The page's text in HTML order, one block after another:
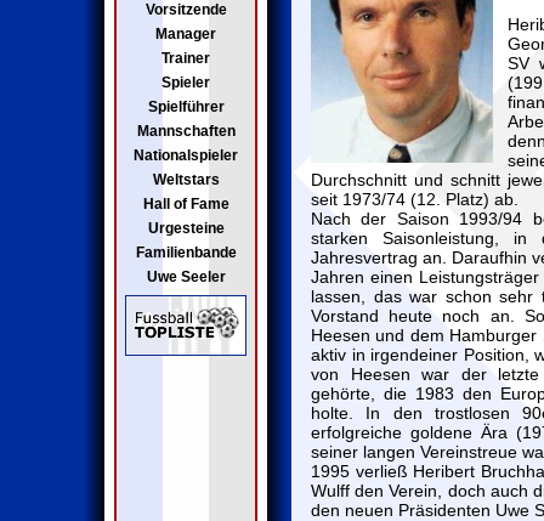
Vorsitzende
Manager
Trainer
Spieler
Spielführer
Mannschaften
Nationalspieler
Weltstars
Hall of Fame
Urgesteine
Familienbande
Uwe Seeler
SV
Durchschnitt und schnitt
seit 1973/74 (12. Platz) ab.
Nach der Saison 1993/94
starken Saisonleistung,
Jahresvertrag an. Daraufhin
Jahren einen
lassen, das war schon sehr
Vorstand heute noch an.
Heesen und dem
aktiv in irgendeiner Position,
von Heesen war der
gehörte, die 1983 den
holte. In den trostlosen
erfolgreiche goldene Ära
seiner langen Vereinstreue
1995 verließ Heribert
Wulff den Verein, doch auch
den neuen Präsidenten Uwe